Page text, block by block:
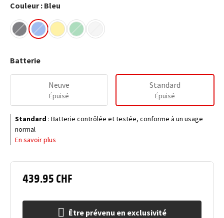
439.95 CHF
Être prévenu en exclusivité
Couleur : Bleu
Batterie
Neuve
Épuisé
Standard
Épuisé
Standard : Batterie contrôlée et testée, conforme à un usage
normal
En savoir plus